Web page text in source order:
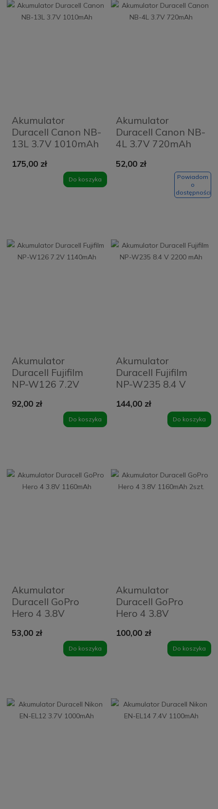
Akumulator
Duracell Canon NB-
13L 3.7V 1010mAh
175,00 zł
Do koszyka
Akumulator
Duracell Canon NB-
4L 3.7V 720mAh
52,00 zł
Powiadom
o
dostępności
Akumulator
Duracell Fujifilm
NP-W126 7.2V
92,00 zł
Do koszyka
Akumulator
Duracell Fujifilm
NP-W235 8.4 V
144,00 zł
Do koszyka
Akumulator
Duracell GoPro
Hero 4 3.8V
53,00 zł
Do koszyka
Akumulator
Duracell GoPro
Hero 4 3.8V
100,00 zł
Do koszyka